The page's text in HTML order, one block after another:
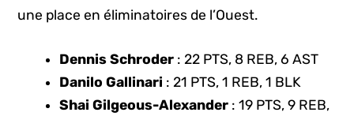
une place en éliminatoires de l’Ouest.
Dennis Schroder : 22 PTS, 8 REB, 6 AST
Danilo Gallinari : 21 PTS, 1 REB, 1 BLK
Shai Gilgeous-Alexander : 19 PTS, 9 REB,